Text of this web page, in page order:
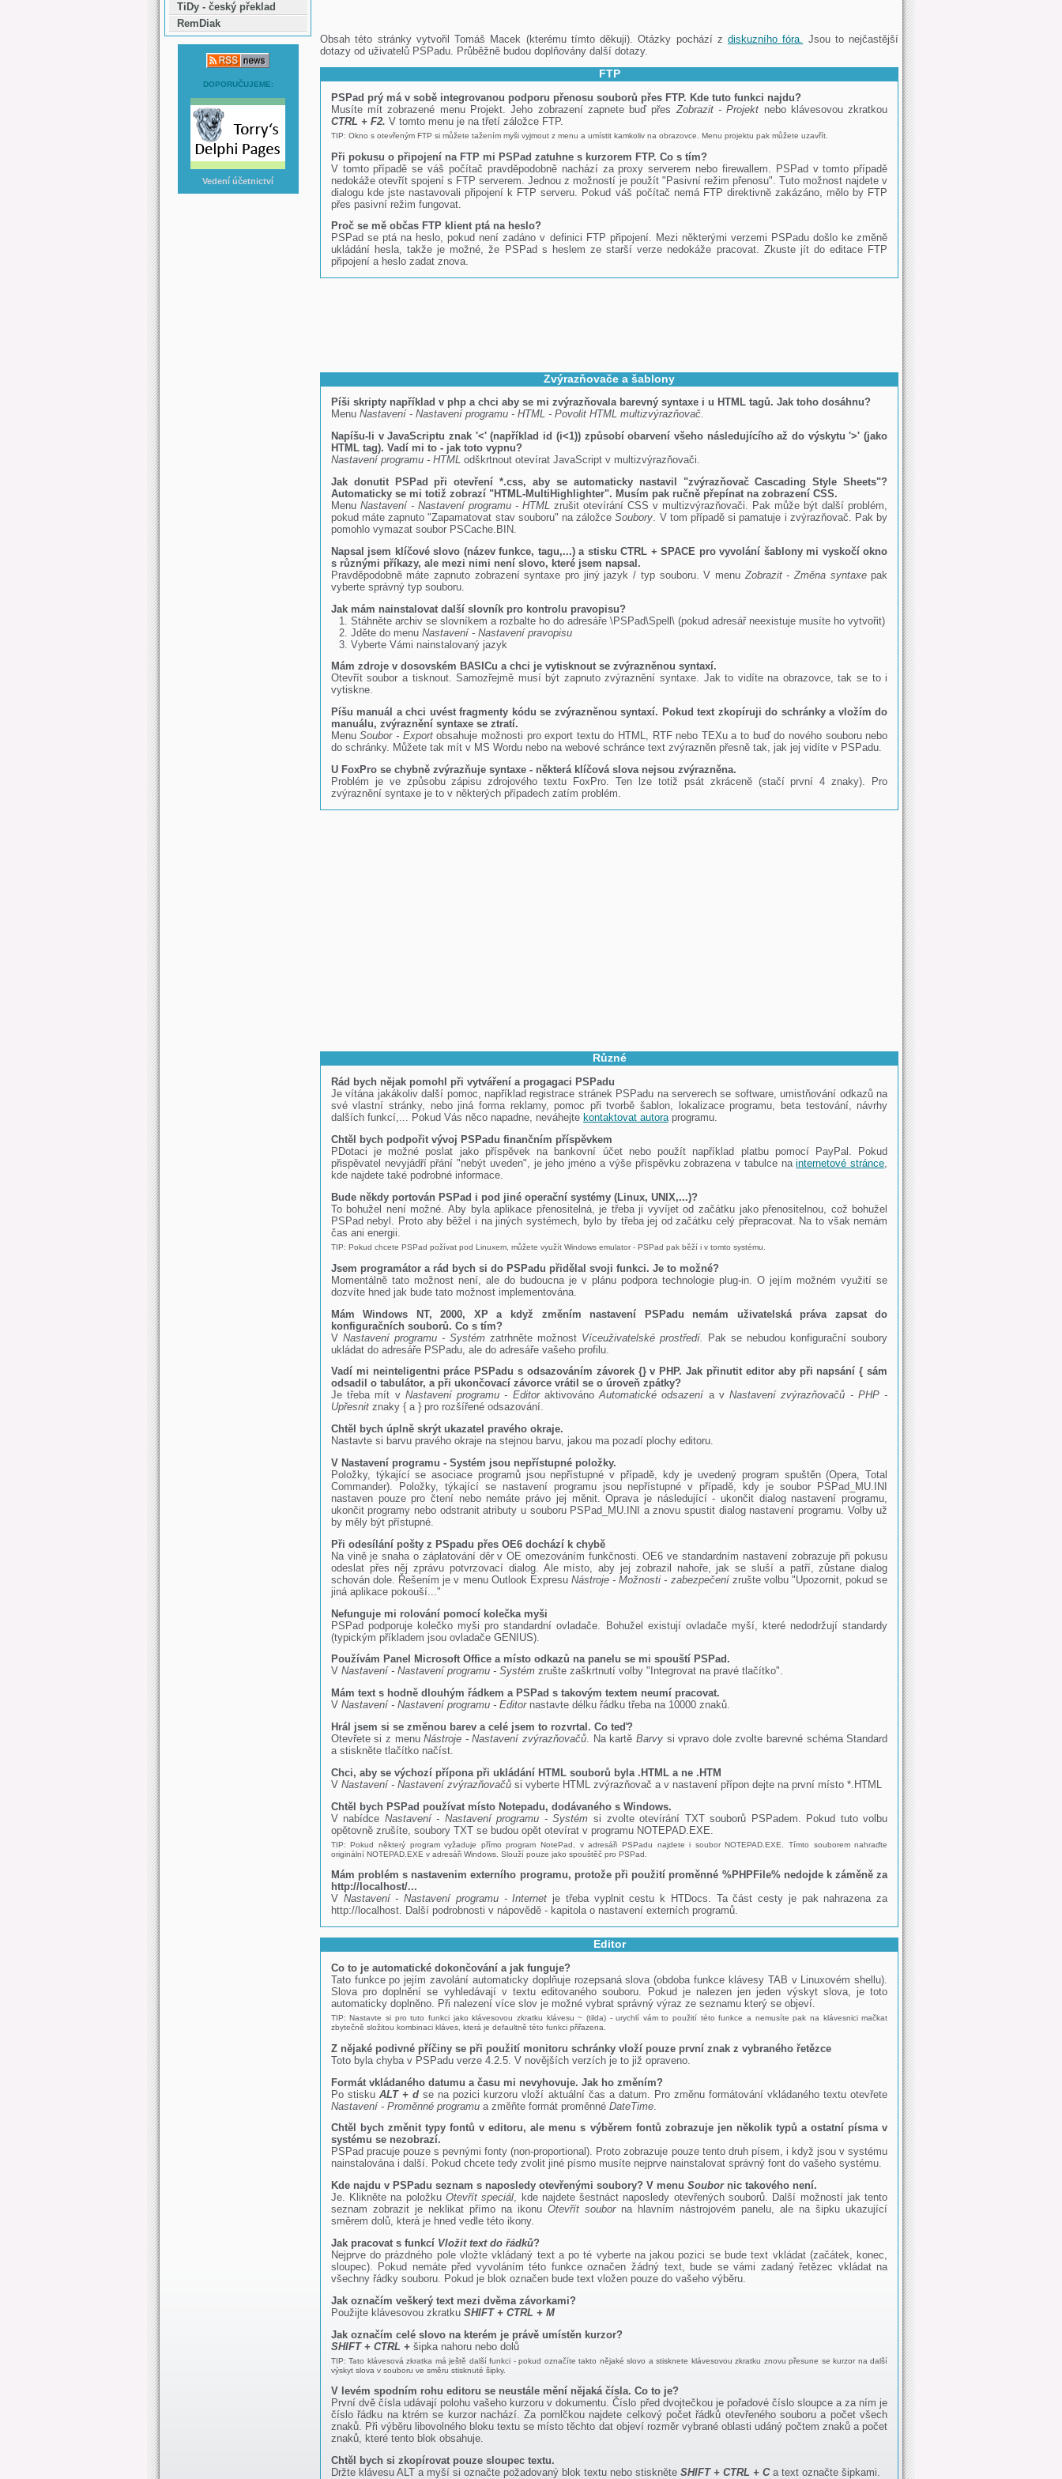
Obsah této stránky vytvořil Tomáš Macek (kterému tímto děkuji). Otázky pochází z diskuzního fóra. Jsou to nejčastější
dotazy od uživatelů PSPadu. Průběžně budou doplňovány další dotazy.
FTP
PSPad prý má v sobě integrovanou podporu přenosu souborů přes FTP. Kde tuto funkci najdu?
Musíte mít zobrazené menu Projekt. Jeho zobrazení zapnete buď přes Zobrazit - Projekt nebo klávesovou zkratkou
CTRL + F2. V tomto menu je na třetí záložce FTP.
TIP: Okno s otevřeným FTP si můžete tažením myši vyjmout z menu a umístit kamkoliv na obrazovce. Menu projektu pak můžete uzavřít.
Při pokusu o připojení na FTP mi PSPad zatuhne s kurzorem FTP. Co s tím?
V tomto případě se váš počítač pravděpodobně nachází za proxy serverem nebo firewallem. PSPad v tomto případě
nedokáže otevřít spojení s FTP serverem. Jednou z možností je použít "Pasivní režim přenosu". Tuto možnost najdete v
dialogu kde jste nastavovali připojení k FTP serveru. Pokud váš počítač nemá FTP direktivně zakázáno, mělo by FTP
přes pasivní režim fungovat.
Proč se mě občas FTP klient ptá na heslo?
PSPad se ptá na heslo, pokud není zadáno v definici FTP připojení. Mezi některými verzemi PSPadu došlo ke změně
ukládání hesla, takže je možné, že PSPad s heslem ze starší verze nedokáže pracovat. Zkuste jít do editace FTP
připojení a heslo zadat znova.
Zvýrazňovače a šablony
Píši skripty například v php a chci aby se mi zvýrazňovala barevný syntaxe i u HTML tagů. Jak toho dosáhnu?
Menu Nastavení - Nastavení programu - HTML - Povolit HTML multizvýrazňovač.
Napíšu-li v JavaScriptu znak '<' (například id (i<1)) způsobí obarvení všeho následujícího až do výskytu '>' (jako
HTML tag). Vadí mi to - jak toto vypnu?
Nastavení programu - HTMLodškrtnout otevírat JavaScript v multizvýrazňovači.
Jak donutit PSPad při otevření *.css, aby se automaticky nastavil "zvýrazňovač Cascading Style Sheets"?
Automaticky se mi totiž zobrazí "HTML-MultiHighlighter". Musím pak ručně přepínat na zobrazení CSS.
Menu Nastavení - Nastavení programu - HTMLzrušit otevírání CSS v multizvýrazňovači. Pak může být další problém,
pokud máte zapnuto "Zapamatovat stav souboru" na záložceSoubory. V tom případě si pamatuje i zvýrazňovač. Pak by
pomohlo vymazat soubor PSCache.BIN.
Napsal jsem klíčové slovo (název funkce, tagu,...) a stisku CTRL + SPACE pro vyvolání šablony mi vyskočí okno
s různými příkazy, ale mezi nimi není slovo, které jsem napsal.
Pravděpodobně máte zapnuto zobrazení syntaxe pro jiný jazyk / typ souboru. V menu Zobrazit - Změna syntaxepak
vyberte správný typ souboru.
Jak mám nainstalovat další slovník pro kontrolu pravopisu?
Stáhněte archiv se slovníkem a rozbalte ho do adresáře \PSPad\Spell\ (pokud adresář neexistuje musíte ho vytvořit)
Jděte do menuNastavení - Nastavení pravopisu
Vyberte Vámi nainstalovaný jazyk
Mám zdroje v dosovském BASICu a chci je vytisknout se zvýrazněnou syntaxí.
Otevřít soubor a tisknout. Samozřejmě musí být zapnuto zvýraznění syntaxe. Jak to vidíte na obrazovce, tak se to i
vytiskne.
Píšu manuál a chci uvést fragmenty kódu se zvýrazněnou syntaxí. Pokud text zkopíruji do schránky a vložím do
manuálu, zvýraznění syntaxe se ztratí.
MenuSoubor - Exportobsahuje možnosti pro export textu do HTML, RTF nebo TEXu a to buď do nového souboru nebo
do schránky. Můžete tak mít v MS Wordu nebo na webové schránce text zvýrazněn přesně tak, jak jej vidíte v PSPadu.
U FoxPro se chybně zvýrazňuje syntaxe - některá klíčová slova nejsou zvýrazněna.
Problém je ve způsobu zápisu zdrojového textu FoxPro. Ten lze totiž psát zkráceně (stačí první 4 znaky). Pro
zvýraznění syntaxe je to v některých případech zatím problém.
Různé
Rád bych nějak pomohl při vytváření a progagaci PSPadu
Je vítána jakákoliv další pomoc, například registrace stránek PSPadu na serverech se software, umistňování odkazů na
své vlastní stránky, nebo jiná forma reklamy, pomoc při tvorbě šablon, lokalizace programu, beta testování, návrhy
dalších funkcí,... Pokud Vás něco napadne, neváhejte kontaktovat autoraprogramu.
Chtěl bych podpořit vývoj PSPadu finančním příspěvkem
PDotaci je možné poslat jako příspěvek na bankovní účet nebo použít například platbu pomocí PayPal. Pokud
přispěvatel nevyjádří přání "nebýt uveden", je jeho jméno a výše příspěvku zobrazena v tabulce nainternetové stránce,
kde najdete také podrobné informace.
Bude někdy portován PSPad i pod jiné operační systémy (Linux, UNIX,...)?
To bohužel není možné. Aby byla aplikace přenositelná, je třeba ji vyvíjet od začátku jako přenositelnou, což bohužel
PSPad nebyl. Proto aby běžel i na jiných systémech, bylo by třeba jej od začátku celý přepracovat. Na to však nemám
čas ani energii.
TIP: Pokud chcete PSPad požívat pod Linuxem, můžete využít Windows emulator - PSPad pak běží i v tomto systému.
Jsem programátor a rád bych si do PSPadu přidělal svoji funkci. Je to možné?
Momentálně tato možnost není, ale do budoucna je v plánu podpora technologie plug-in. O jejím možném využití se
dozvíte hned jak bude tato možnost implementována.
Mám Windows NT, 2000, XP a když změním nastavení PSPadu nemám uživatelská práva zapsat do
konfiguračních souborů. Co s tím?
V Nastavení programu - Systémzatrhněte možnost Víceuživatelské prostředí.
Pak se nebudou konfigurační soubory
ukládat do adresáře PSPadu, ale do adresáře vašeho profilu.
Vadí mi neinteligentni práce PSPadu s odsazováním závorek {} v PHP. Jak přinutit editor aby při napsání { sám
odsadil o tabulátor, a při ukončovací závorce vrátil se o úroveň zpátky?
Je třeba mít v Nastavení programu - EditoraktivovánoAutomatické odsazenía vNastavení zvýrazňovačů - PHP -
Upřesnitznaky { a } pro rozšířené odsazování.
Chtěl bych úplně skrýt ukazatel pravého okraje.
Nastavte si barvu pravého okraje na stejnou barvu, jakou ma pozadí plochy editoru.
V Nastavení programu - Systém jsou nepřístupné položky.
Položky, týkající se asociace programů jsou nepřístupné v případě, kdy je uvedený program spuštěn (Opera, Total
Commander). Položky, týkající se nastavení programu jsou nepřístupné v případě, kdy je soubor PSPad_MU.INI
nastaven pouze pro čtení nebo nemáte právo jej měnit. Oprava je následující - ukončit dialog nastavení programu,
ukončit programy nebo odstranit atributy u souboru PSPad_MU.INI a znovu spustit dialog nastavení programu. Volby už
by měly být přístupné.
Při odesílání pošty z PSpadu přes OE6 dochází k chybě
Na vině je snaha o záplatování děr v OE omezováním funkčnosti. OE6 ve standardním nastavení zobrazuje při pokusu
odeslat přes něj zprávu potvrzovací dialog. Ale místo, aby jej zobrazil nahoře, jak se sluší a patří, zůstane dialog
schován dole. Řešením je v menu Outlook Expresu Nástroje - Možnosti - zabezpečenízrušte volbu "Upozornit, pokud se
jiná aplikace pokouší..."
Nefunguje mi rolování pomocí kolečka myši
PSPad podporuje kolečko myši pro standardní ovladače. Bohužel existují ovladače myší, které nedodržují standardy
(typickým příkladem jsou ovladače GENIUS).
Používám Panel Microsoft Office a místo odkazů na panelu se mi spouští PSPad.
V Nastavení - Nastavení programu - Systémzrušte zaškrtnutí volby "Integrovat na pravé tlačítko".
Mám text s hodně dlouhým řádkem a PSPad s takovým textem neumí pracovat.
V Nastavení - Nastavení programu - Editornastavte délku řádku třeba na 10000 znaků.
Hrál jsem si se změnou barev a celé jsem to rozvrtal. Co teď?
Otevřete si z menuNástroje - Nastavení zvýrazňovačů . Na kartě Barvysi vpravo dole zvolte barevné schéma Standard
a stiskněte tlačítko načíst.
Chci, aby se výchozí přípona při ukládání HTML souborů byla .HTML a ne .HTM
V Nastavení - Nastavení zvýrazňovačůsi vyberte HTML zvýrazňovač a v nastavení přípon dejte na první místo *.HTML
Chtěl bych PSPad používat místo Notepadu, dodávaného s Windows.
V nabídce Nastavení - Nastavení programu - Systém si zvolte otevírání TXT souborů PSPadem. Pokud tuto volbu
opětovně zrušíte, soubory TXT se budou opět otevírat v programu NOTEPAD.EXE.
TIP: Pokud některý program vyžaduje přímo program NotePad, v adresáři PSPadu najdete i soubor NOTEPAD.EXE. Tímto souborem nahraďte
originální NOTEPAD.EXE v adresáři Windows. Slouží pouze jako spouštěč pro PSPad.
Mám problém s nastavenim externího programu, protože při použití proměnné %PHPFile% nedojde k záměně za
http://localhost/...
V Nastavení - Nastavení programu - Internet je třeba vyplnit cestu k HTDocs. Ta část cesty je pak nahrazena za
http://localhost. Další podrobnosti v nápovědě - kapitola o nastavení externích programů.
Editor
Co to je automatické dokončování a jak funguje?
Tato funkce po jejím zavolání automaticky doplňuje rozepsaná slova (obdoba funkce klávesy TAB v Linuxovém shellu).
Slova pro doplnění se vyhledávají v textu editovaného souboru. Pokud je nalezen jen jeden výskyt slova, je toto
automaticky doplněno. Při nalezení více slov je možné vybrat správný výraz ze seznamu který se objeví.
TIP: Nastavte si pro tuto funkci jako klávesovou zkratku klávesu ~ (tilda) - urychlí vám to použití této funkce a nemusíte pak na klávesnici mačkat
zbytečně složitou kombinaci kláves, která je defaultně této funkci přiřazena.
Z nějaké podivné příčiny se při použití monitoru schránky vloží pouze první znak z vybraného řetězce
Toto byla chyba v PSPadu verze 4.2.5. V novějších verzích je to již opraveno.
Formát vkládaného datumu a času mi nevyhovuje. Jak ho změním?
Po stisku ALT + d se na pozici kurzoru vloží aktuální čas a datum. Pro změnu formátování vkládaného textu otevřete
Nastavení - Proměnné programua změňte formát proměnné DateTime.
Chtěl bych změnit typy fontů v editoru, ale menu s výběrem fontů zobrazuje jen několik typů a ostatní písma v
systému se nezobrazí.
PSPad pracuje pouze s pevnými fonty (non-proportional). Proto zobrazuje pouze tento druh písem, i když jsou v systému
nainstalována i další. Pokud chcete tedy zvolit jiné písmo musíte nejprve nainstalovat správný font do vašeho systému.
Kde najdu v PSPadu seznam s naposledy otevřenými soubory? V menu Soubornic takového není.
Je. Klikněte na položku Otevřít speciál, kde najdete šestnáct naposledy otevřených souborů. Další možností jak tento
seznam zobrazit je neklikat přímo na ikonu Otevřít souborna hlavním nástrojovém panelu, ale na šipku ukazující
směrem dolů, která je hned vedle této ikony.
Jak pracovat s funkcí Vložit text do řádků?
Nejprve do prázdného pole vložte vkládaný text a po té vyberte na jakou pozici se bude text vkládat (začátek, konec,
sloupec). Pokud nemáte před vyvoláním této funkce označen žádný text, bude se vámi zadaný řetězec vkládat na
všechny řádky souboru. Pokud je blok označen bude text vložen pouze do vašeho výběru.
Jak označím veškerý text mezi dvěma závorkami?
Použijte klávesovou zkratku SHIFT + CTRL + M
Jak označím celé slovo na kterém je právě umístěn kurzor?
SHIFT + CTRL +šipka nahoru nebo dolů
TIP: Tato klávesová zkratka má ještě další funkci - pokud označíte takto nějaké slovo a stisknete klávesovou zkratku znovu přesune se kurzor na další
výskyt slova v souboru ve směru stisknuté šipky.
V levém spodním rohu editoru se neustále mění nějaká čísla. Co to je?
První dvě čísla udávají polohu vašeho kurzoru v dokumentu. Číslo před dvojtečkou je pořadové číslo sloupce a za ním je
číslo řádku na ktrém se kurzor nachází. Za pomlčkou najdete celkový počet řádků otevřeného souboru a počet všech
znaků. Při výběru libovolného bloku textu se místo těchto dat objeví rozměr vybrané oblasti udáný počtem znaků a počet
znaků, které tento blok obsahuje.
Chtěl bych si zkopírovat pouze sloupec textu.
Držte klávesu ALT a myší si označte požadovaný blok textu nebo stiskněte SHIFT + CTRL + Ca text označte šipkami.
TiDy - český překlad
RemDiak
DOPORUČUJEME:
Vedení účetnictví